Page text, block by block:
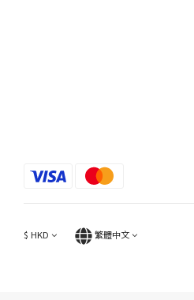
$ HKD 繁體中文